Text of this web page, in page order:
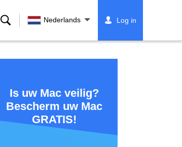
Zoeken Nederlands Log in
Is uw Mac veilig?
Bescherm uw Mac
GRATIS!